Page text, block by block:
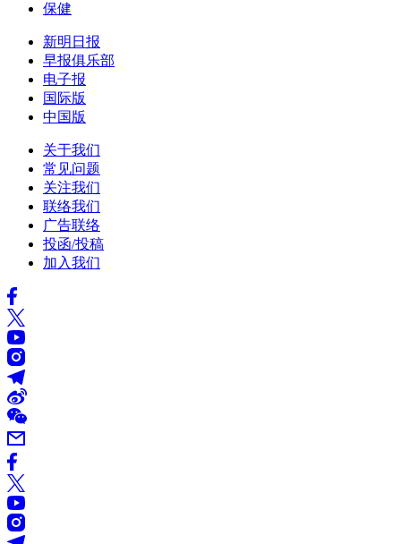
保健
新明日报
早报俱乐部
电子报
国际版
中国版
关于我们
常见问题
关注我们
联络我们
广告联络
投函/投稿
加入我们